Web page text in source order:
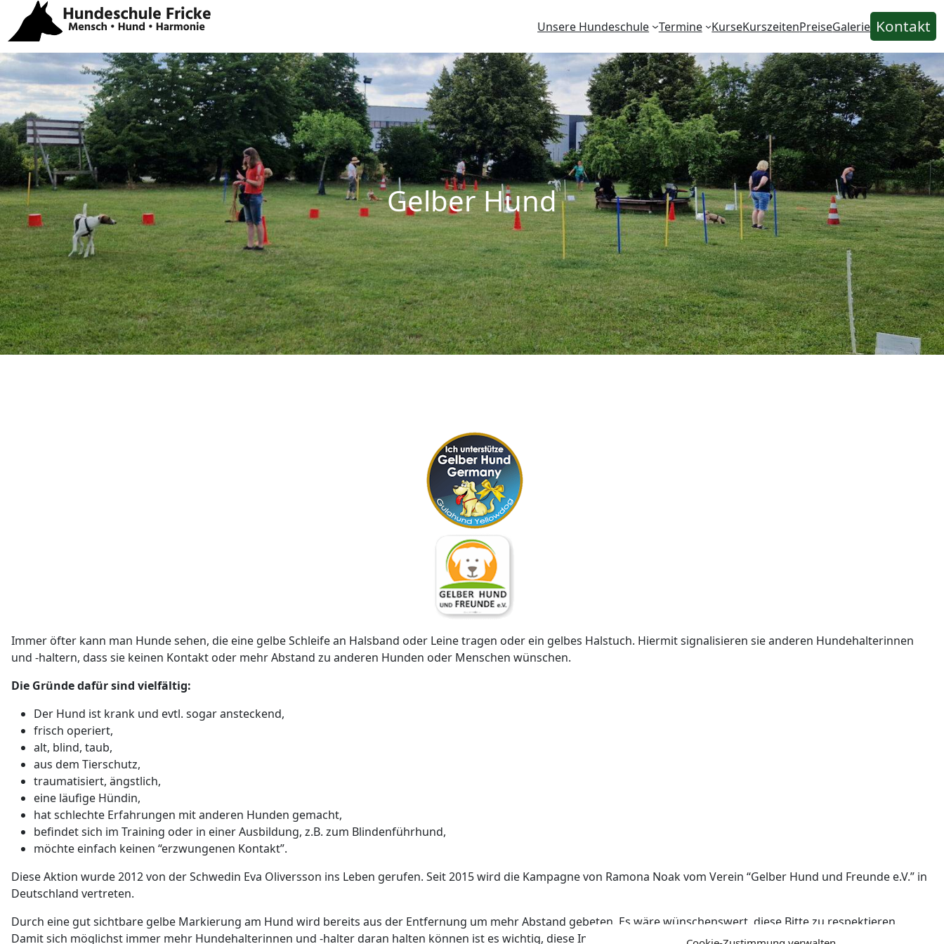
Unsere Hundeschule Termine KurseKurszeitenPreiseGalerie Kontakt
Gelber Hund
Immer öfter kann man Hunde sehen, die eine gelbe Schleife an Halsband oder Leine tragen oder ein gelbes Halstuch. Hiermit signalisieren sie anderen Hundehalterinnen
und -haltern, dass sie keinen Kontakt oder mehr Abstand zu anderen Hunden oder Menschen wünschen.
Die Gründe dafür sind vielfältig:
Der Hund ist krank und evtl. sogar ansteckend,
frisch operiert,
alt, blind, taub,
aus dem Tierschutz,
traumatisiert, ängstlich,
eine läufige Hündin,
hat schlechte Erfahrungen mit anderen Hunden gemacht,
befindet sich im Training oder in einer Ausbildung, z.B. zum Blindenführhund,
möchte einfach keinen “erzwungenen Kontakt”.
Diese Aktion wurde 2012 von der Schwedin Eva Oliversson ins Leben gerufen. Seit 2015 wird die Kampagne von Ramona Noak vom Verein “Gelber Hund und Freunde e.V.” in
Deutschland vertreten.
Durch eine gut sichtbare gelbe Markierung am Hund wird bereits aus der Entfernung um mehr Abstand gebeten. Es wäre wünschenswert, diese Bitte zu respektieren.
Damit sich möglichst immer mehr Hundehalterinnen und -halter daran halten können ist es wichtig, diese Information weiterzusagen.